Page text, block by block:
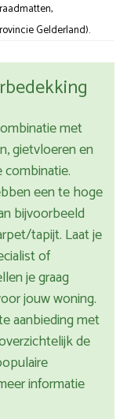
Gelderland).
met
gietvloeren en
een te hoge
bijvoorbeeld
tapijt. Laat je
of
je graag
jouw woning.
aanbieding met
de
informatie